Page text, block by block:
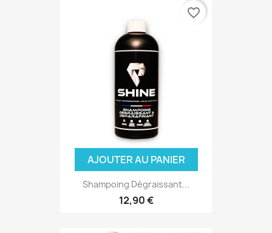
AJOUTER AU PANIER
Shampoing Dégraissant...
12,90 €
favorite_border